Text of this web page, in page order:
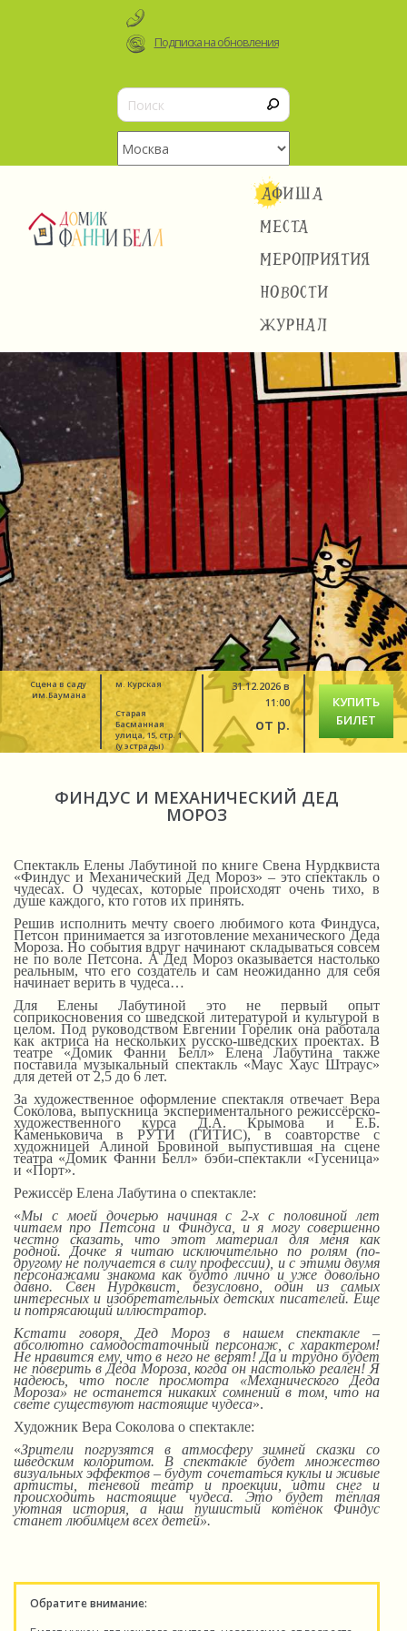
Подписка на обновления
АФИША
МЕСТА
МЕРОПРИЯТИЯ
НОВОСТИ
ЖУРНАЛ
Сцена в саду
им.Баумана
м. Курская
Старая
Басманная
улица, 15, стр. 1
(у эстрады)
31.12.2026 в
11:00
от р.
КУПИТЬ
БИЛЕТ
ФИНДУС И МЕХАНИЧЕСКИЙ ДЕД
МОРОЗ
Спектакль Елены Лабутиной по книге Свена Нурдквиста
«Финдус и Механический Дед Мороз» – это спектакль о
чудесах. О чудесах, которые происходят очень тихо, в
душе каждого, кто готов их принять.
Решив исполнить мечту своего любимого кота Финдуса,
Петсон принимается за изготовление механического Деда
Мороза. Но события вдруг начинают складываться совсем
не по воле Петсона. А Дед Мороз оказывается настолько
реальным, что его создатель и сам неожиданно для себя
начинает верить в чудеса…
Для Елены Лабутиной это не первый опыт
соприкосновения со шведской литературой и культурой в
целом. Под руководством Евгении Горелик она работала
как актриса на нескольких русско-шведских проектах. В
театре «Домик Фанни Белл» Елена Лабутина также
поставила музыкальный спектакль «Маус Хаус Штраус»
для детей от 2,5 до 6 лет.
За художественное оформление спектакля отвечает Вера
Соколова, выпускница экспериментального режиссёрско-
художественного курса Д.А. Крымова и Е.Б.
Каменьковича в РУТИ (ГИТИС), в соавторстве с
художницей Алиной Бровиной выпустившая на сцене
театра «Домик Фанни Белл» бэби-спектакли «Гусеница»
и «Порт».
Режиссёр Елена Лабутина о спектакле:
«Мы с моей дочерью начиная с 2-х с половиной лет
читаем про Петсона и Финдуса, и я могу совершенно
честно сказать, что этот материал для меня как
родной. Дочке я читаю исключительно по ролям (по-
другому не получается в силу профессии), ис этими двумя
персонажами знакома как будто лично и уже довольно
давно. Свен Нурдквист, безусловно, один из самых
интересных и изобретательных детских писателей. Еще
и потрясающий иллюстратор.
Кстати говоря, Дед Мороз в нашем спектакле –
абсолютно самодостаточный персонаж, с характером!
Не нравится ему, что в него не верят! Да и трудно будет
не поверить в Деда Мороза, когда он настолько реален! Я
надеюсь, что после просмотра «Механического Деда
Мороза» не останется никаких сомнений в том, что на
свете существуют настоящие чудеса».
Художник Вера Соколова о спектакле:
«Зрители погрузятся в атмосферу зимней сказки со
шведским колоритом. В спектакле будет множество
визуальных эффектов – будут сочетаться куклы и живые
артисты, теневой театр и проекции, идти снег и
происходить настоящие чудеса. Это будет тёплая
уютная история, а наш пушистый котёнок Финдус
станет любимцем всех детей».
Обратите внимание: